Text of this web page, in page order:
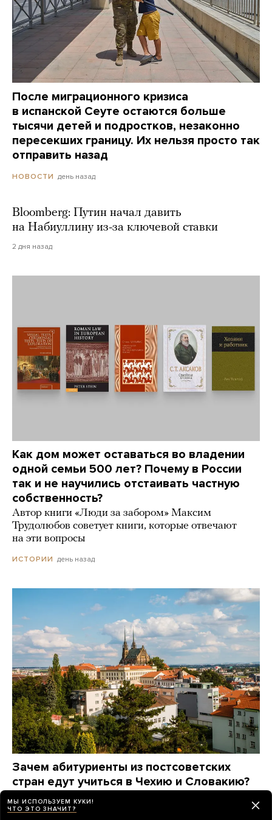
После миграционного кризиса
в испанской Сеуте остаются больше
тысячи детей и подростков, незаконно
пересекших границу. Их нельзя просто так
отправить назад
НОВОСТИ день назад
Bloomberg: Путин начал давить
на Набиуллину из-за ключевой ставки
2 дня назад
Как дом может оставаться во владении
одной семьи 500 лет? Почему в России
так и не научились отстаивать частную
собственность?
Автор книги «Люди за забором» Максим
Трудолюбов советует книги, которые отвечают
на эти вопросы
ИСТОРИИ день назад
Зачем абитуриенты из постсоветских
стран едут учиться в Чехию и Словакию?
Это дорого? А язык сложно выучить? Вот
что говорят они сами
МЫ ИСПОЛЬЗУЕМ КУКИ!
ЧТО ЭТО ЗНАЧИТ?